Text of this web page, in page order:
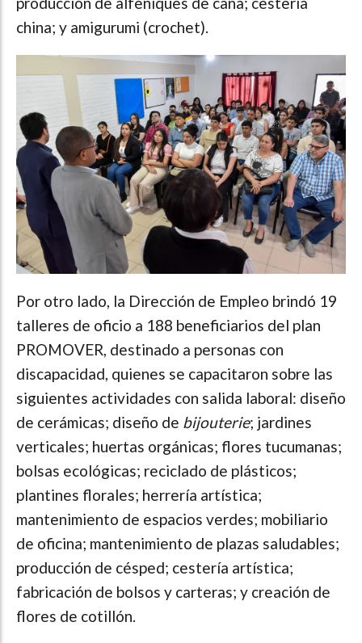
china; y amigurumi (crochet).
Por otro lado, la Dirección de Empleo brindó 19
talleres de oficio a 188 beneficiarios del plan
PROMOVER, destinado a personas con
discapacidad, quienes se capacitaron sobre las
siguientes actividades con salida laboral: diseño
de cerámicas; diseño de bijouterie; jardines
verticales; huertas orgánicas; flores tucumanas;
bolsas ecológicas; reciclado de plásticos;
plantines florales; herrería artística;
mantenimiento de espacios verdes; mobiliario
de oficina; mantenimiento de plazas saludables;
producción de césped; cestería artística;
fabricación de bolsos y carteras; y creación de
flores de cotillón.